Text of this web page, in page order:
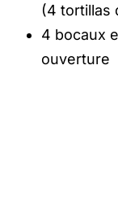
(4 tortillas
4 bocaux
ouverture